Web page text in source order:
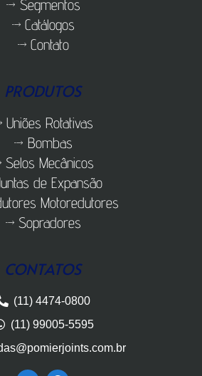
Segmentos
Catálogos
Contato
PRODUTOS
Uniões Rotativas
Bombas
Selos Mecânicos
de Expansão
Motoredutores
Sopradores
CONTATOS
(11) 4474-0800
(11) 99005-5595